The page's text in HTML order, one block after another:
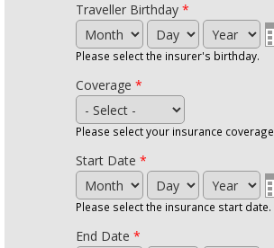
Traveller Birthday *
Month
Day Year
Please select the insurer's birthday.
Coverage *
Please select your insurance coverage
Start Date *
Month
Day Year
Please select the insurance start date.
End Date *